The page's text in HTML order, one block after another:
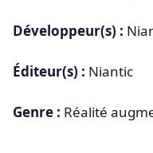
Développeur(s) :
Éditeur(s) : Niantic
Genre : Réalité